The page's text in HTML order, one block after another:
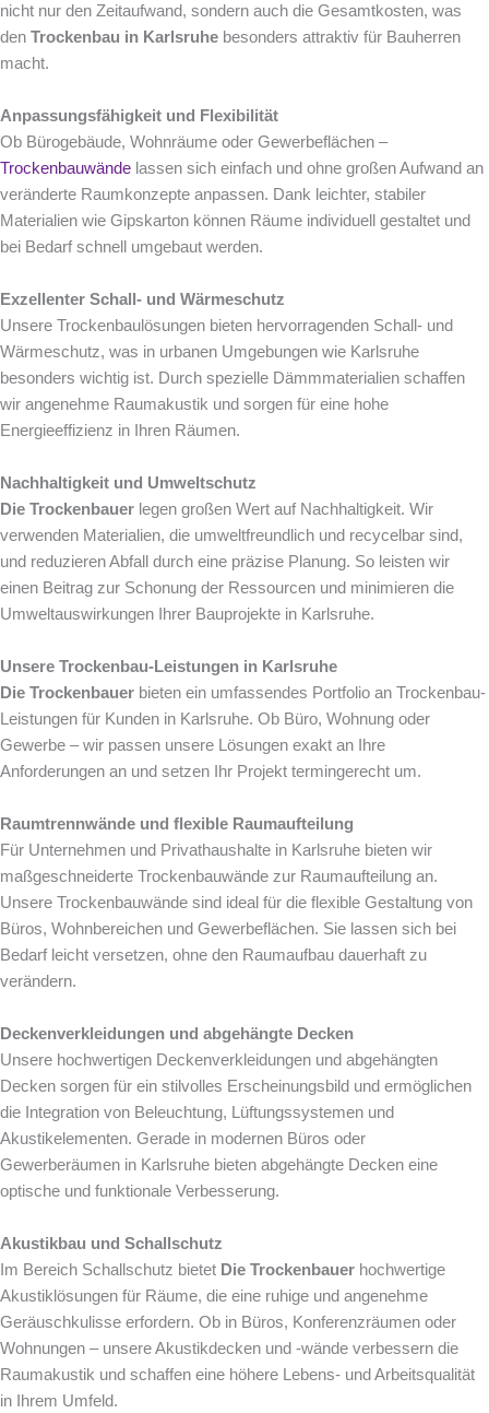
nicht nur den Zeitaufwand, sondern auch die Gesamtkosten, was
den Trockenbau in Karlsruhe besonders attraktiv für Bauherren
macht.
Anpassungsfähigkeit und Flexibilität
Ob Bürogebäude, Wohnräume oder Gewerbeflächen –
Trockenbauwände lassen sich einfach und ohne großen Aufwand an
veränderte Raumkonzepte anpassen. Dank leichter, stabiler
Materialien wie Gipskarton können Räume individuell gestaltet und
bei Bedarf schnell umgebaut werden.
Exzellenter Schall- und Wärmeschutz
Unsere Trockenbaulösungen bieten hervorragenden Schall- und
Wärmeschutz, was in urbanen Umgebungen wie Karlsruhe
besonders wichtig ist. Durch spezielle Dämmmaterialien schaffen
wir angenehme Raumakustik und sorgen für eine hohe
Energieeffizienz in Ihren Räumen.
Nachhaltigkeit und Umweltschutz
Die Trockenbauer legen großen Wert auf Nachhaltigkeit. Wir
verwenden Materialien, die umweltfreundlich und recycelbar sind,
und reduzieren Abfall durch eine präzise Planung. So leisten wir
einen Beitrag zur Schonung der Ressourcen und minimieren die
Umweltauswirkungen Ihrer Bauprojekte in Karlsruhe.
Unsere Trockenbau-Leistungen in Karlsruhe
Die Trockenbauer bieten ein umfassendes Portfolio an Trockenbau-
Leistungen für Kunden in Karlsruhe. Ob Büro, Wohnung oder
Gewerbe – wir passen unsere Lösungen exakt an Ihre
Anforderungen an und setzen Ihr Projekt termingerecht um.
Raumtrennwände und flexible Raumaufteilung
Für Unternehmen und Privathaushalte in Karlsruhe bieten wir
maßgeschneiderte Trockenbauwände zur Raumaufteilung an.
Unsere Trockenbauwände sind ideal für die flexible Gestaltung von
Büros, Wohnbereichen und Gewerbeflächen. Sie lassen sich bei
Bedarf leicht versetzen, ohne den Raumaufbau dauerhaft zu
verändern.
Deckenverkleidungen und abgehängte Decken
Unsere hochwertigen Deckenverkleidungen und abgehängten
Decken sorgen für ein stilvolles Erscheinungsbild und ermöglichen
die Integration von Beleuchtung, Lüftungssystemen und
Akustikelementen. Gerade in modernen Büros oder
Gewerberäumen in Karlsruhe bieten abgehängte Decken eine
optische und funktionale Verbesserung.
Akustikbau und Schallschutz
Im Bereich Schallschutz bietet Die Trockenbauer hochwertige
Akustiklösungen für Räume, die eine ruhige und angenehme
Geräuschkulisse erfordern. Ob in Büros, Konferenzräumen oder
Wohnungen – unsere Akustikdecken und -wände verbessern die
Raumakustik und schaffen eine höhere Lebens- und Arbeitsqualität
in Ihrem Umfeld.